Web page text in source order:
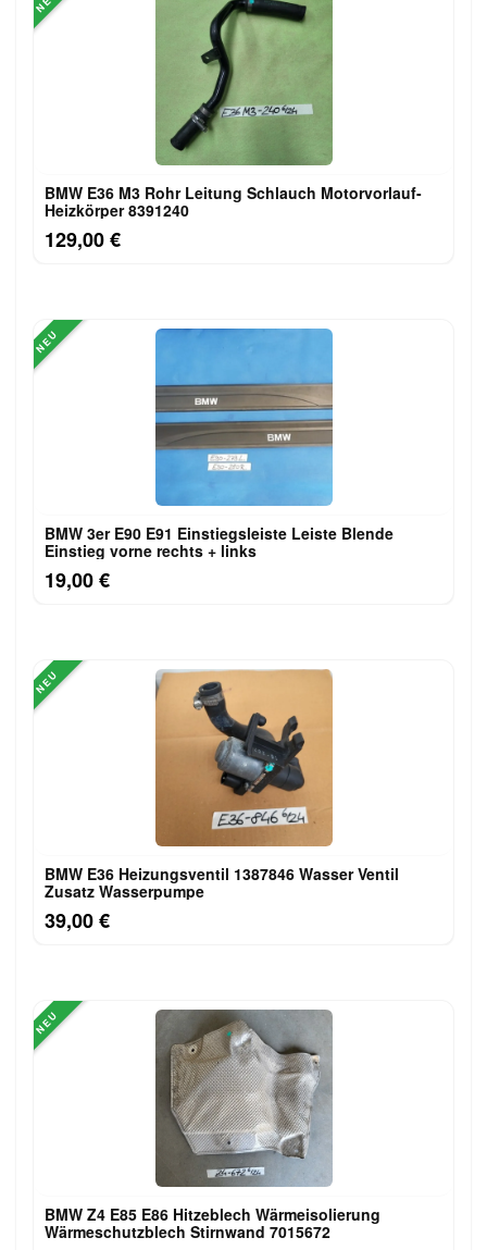
BMW E36 M3 Rohr Leitung Schlauch Motorvorlauf-
Heizkörper 8391240
129,00 €
NEU
BMW 3er E90 E91 Einstiegsleiste Leiste Blende
Einstieg vorne rechts + links
19,00 €
NEU
BMW E36 Heizungsventil 1387846 Wasser Ventil
Zusatz Wasserpumpe
39,00 €
NEU
BMW Z4 E85 E86 Hitzeblech Wärmeisolierung
Wärmeschutzblech Stirnwand 7015672